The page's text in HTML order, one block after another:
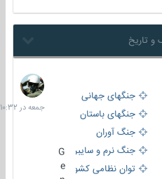
جنگهای جهانی
جنگهای باستان
جنگ آوران
جنگ نرم و سایبری
توان نظامی کشورها
جمعه
در
10:32